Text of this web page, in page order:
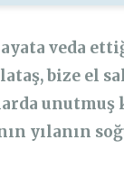
veda
bize el
yılanın